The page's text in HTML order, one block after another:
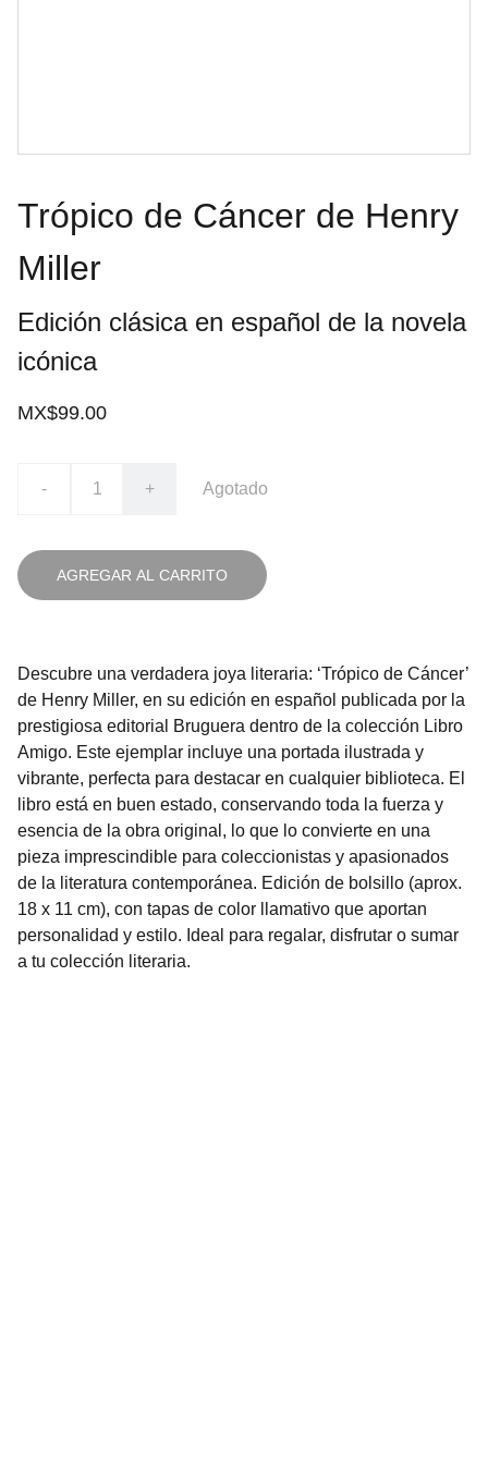
Trópico de Cáncer de Henry
Miller
Edición clásica en español de la novela
icónica
MX$99.00
- + Agotado
AGREGAR AL CARRITO
Descubre una verdadera joya literaria: ‘Trópico de Cáncer’
de Henry Miller, en su edición en español publicada por la
prestigiosa editorial Bruguera dentro de la colección Libro
Amigo. Este ejemplar incluye una portada ilustrada y
vibrante, perfecta para destacar en cualquier biblioteca. El
libro está en buen estado, conservando toda la fuerza y
esencia de la obra original, lo que lo convierte en una
pieza imprescindible para coleccionistas y apasionados
de la literatura contemporánea. Edición de bolsillo (aprox.
18 x 11 cm), con tapas de color llamativo que aportan
personalidad y estilo. Ideal para regalar, disfrutar o sumar
a tu colección literaria.